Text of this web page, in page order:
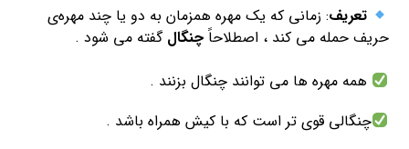
تعریف: زمانی که یک مهره همزمان به دو یا چند مهره‌ی
حریف حمله می کند ، اصطلاحاًچنگال گفته می شود .
همه مهره ها می توانند چنگال بزنند .
چنگالی قوی تر است که با کیش همراه باشد .